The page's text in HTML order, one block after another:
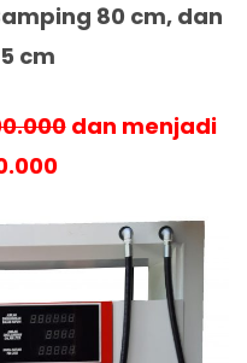
80 cm, dan
cm
dan menjadi